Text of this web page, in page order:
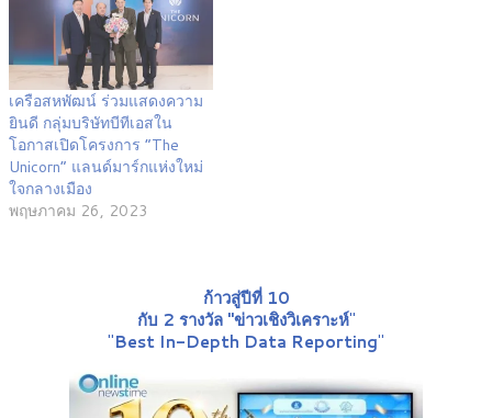
เครือสหพัฒน์ ร่วมแสดงความ
ยินดี กลุ่มบริษัทบีทีเอสใน
โอกาสเปิดโครงการ “The
Unicorn” แลนด์มาร์กแห่งใหม่
ใจกลางเมือง
พฤษภาคม 26, 2023
ก้าวสู่ปีที่ 10
กับ 2 รางวัล "ข่าวเชิงวิเคราะห์"
"Best In-Depth Data Reporting"